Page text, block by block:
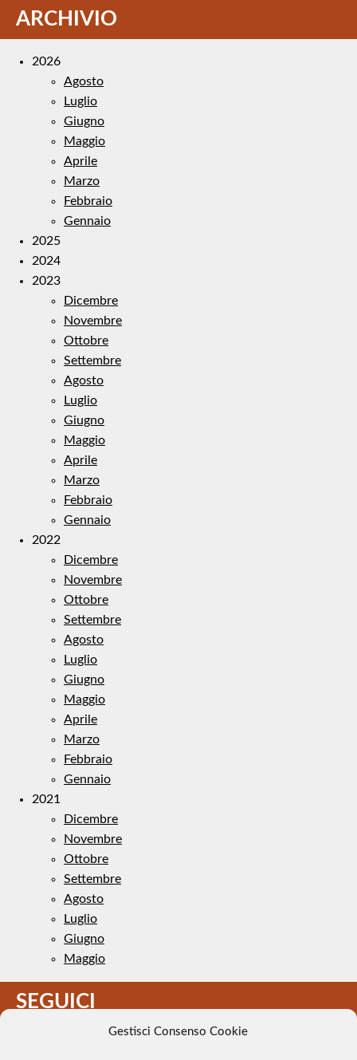
Gestisci Consenso Cookie
ARCHIVIO
2026
Agosto
Luglio
Giugno
Maggio
Aprile
Marzo
Febbraio
Gennaio
2025
2024
2023
Dicembre
Novembre
Ottobre
Settembre
Agosto
Luglio
Giugno
Maggio
Aprile
Marzo
Febbraio
Gennaio
2022
Dicembre
Novembre
Ottobre
Settembre
Agosto
Luglio
Giugno
Maggio
Aprile
Marzo
Febbraio
Gennaio
2021
Dicembre
Novembre
Ottobre
Settembre
Agosto
Luglio
Giugno
Maggio
SEGUICI